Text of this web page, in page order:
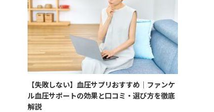
【失敗しない】血圧サプリおすすめ｜ファンケ
ル血圧サポートの効果と口コミ・選び方を徹底
解説